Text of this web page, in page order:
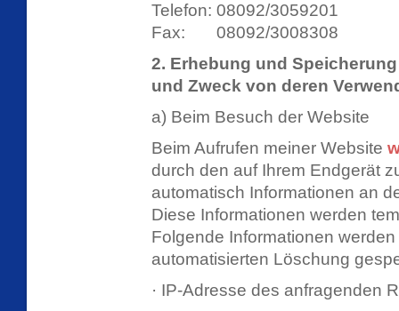
Telefon: 08092/3059201
Fax: 08092/3008308
2. Erhebung und
und Zweck von deren
a) Beim Besuch der Website
Beim Aufrufen meiner Website
durch den auf Ihrem Endgerät
automatisch Informationen an
Diese Informationen werden
Folgende Informationen
automatisierten Löschung
· IP-Adresse des anfragenden